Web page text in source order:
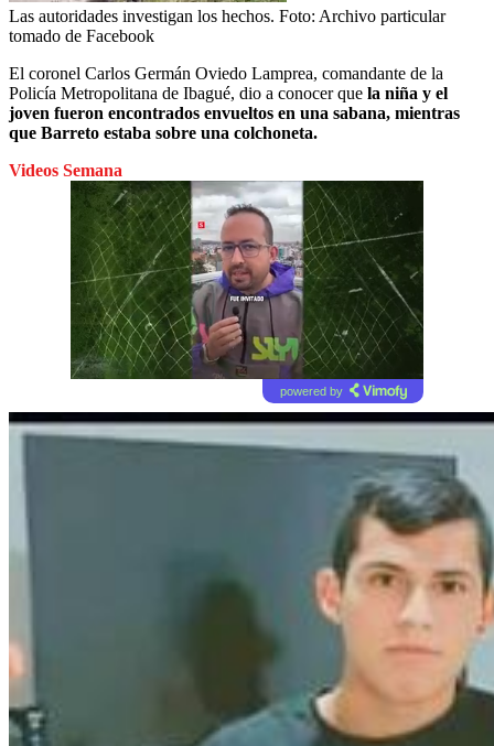
Las autoridades investigan los hechos. Foto: Archivo particular
tomado de Facebook
El coronel Carlos Germán Oviedo Lamprea, comandante de la
Policía Metropolitana de Ibagué, dio a conocer que la niña y el
joven fueron encontrados envueltos en una sabana, mientras
que Barreto estaba sobre una colchoneta.
Videos Semana
powered by